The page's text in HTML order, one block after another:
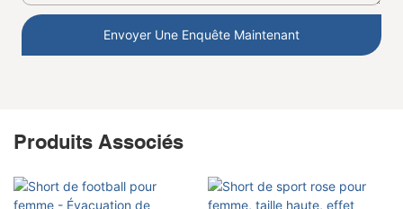
Envoyer Une Enquête Maintenant
Produits Associés